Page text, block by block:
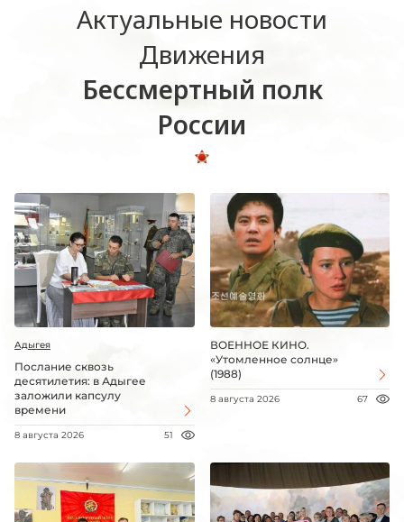
Актуальные новости
Движения
Бессмертный полк
России
Адыгея
Послание сквозь
десятилетия: в Адыгее
заложили капсулу
времени
8 августа 2026 51
ВОЕННОЕ КИНО.
«Утомленное солнце»
(1988)
8 августа 2026 67